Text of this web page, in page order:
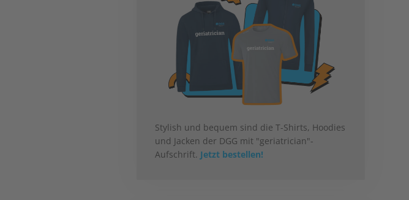
Stylish und bequem sind die T-Shirts, Hoodies
und Jacken der DGG mit "geriatrician"-
Aufschrift. Jetzt bestellen!